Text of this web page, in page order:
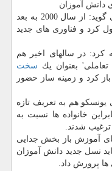
دانش آموزان
و رسانه می گوید: از سال 2000 به بعد
كرد و فناوری های جدید
كرد: در سالهای اخیر هم
تعاملی' بعنوان یك سخت
كرد و زمینه ساز حضور
هم به تعریف تازه
خانواده ها نسبت به
شدند.
آموزش باز بخش جدایی
نسل جدید دانش آموزان
پرورش داد.